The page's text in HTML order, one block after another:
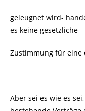
geleugnet wird-
es keine gesetzliche
Zustimmung für eine
Aber sei es wie es